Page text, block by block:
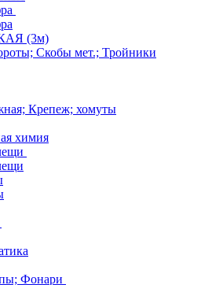
(3м)
Скобы мет.; Тройники
Крепеж; хомуты
химия
Фонари